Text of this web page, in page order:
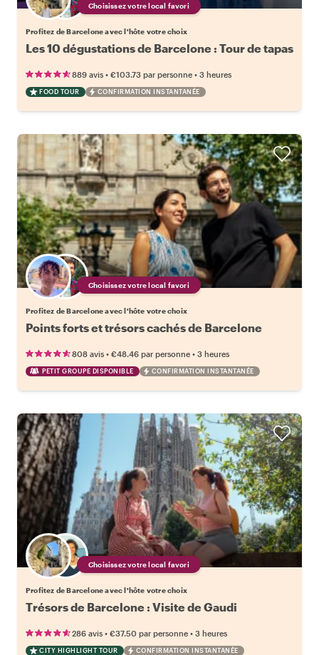
Choisissez votre local favori
Profitez de Barcelone avec l'hôte votre choix
Les 10 dégustations de Barcelone : Tour de tapas
889 avis • €103.73 par personne • 3 heures
FOOD TOUR CONFIRMATION INSTANTANÉE
Choisissez votre local favori
Profitez de Barcelone avec l'hôte votre choix
Points forts et trésors cachés de Barcelone
808 avis • €48.46 par personne • 3 heures
PETIT GROUPE DISPONIBLE CONFIRMATION INSTANTANÉE
Choisissez votre local favori
Profitez de Barcelone avec l'hôte votre choix
Trésors de Barcelone : Visite de Gaudi
286 avis • €37.50 par personne • 3 heures
CITY HIGHLIGHT TOUR CONFIRMATION INSTANTANÉE